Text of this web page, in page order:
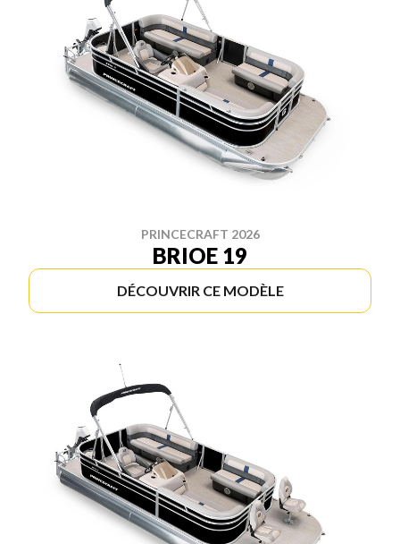
PRINCECRAFT 2026
BRIOE 19
DÉCOUVRIR CE MODÈLE